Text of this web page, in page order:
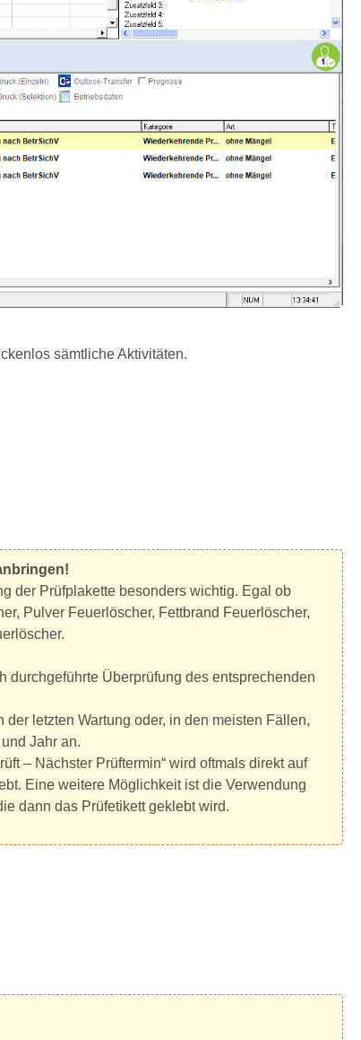
sämtliche Aktivitäten.
der Prüfplakette besonders wichtig. Egal ob
Pulver Feuerlöscher, Fettbrand Feuerlöscher,
durchgeführte Überprüfung des entsprechenden
letzten Wartung oder, in den meisten Fällen,
Jahr an.
– Nächster Prüftermin“ wird oftmals direkt auf
Eine weitere Möglichkeit ist die Verwendung
dann das Prüfetikett geklebt wird.